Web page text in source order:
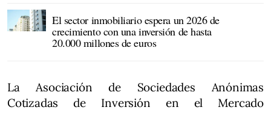
El sector inmobiliario espera un 2026 de
crecimiento con una inversión de hasta
20.000 millones de euros
La Asociación de Sociedades Anónimas
Cotizadas de Inversión en el Mercado